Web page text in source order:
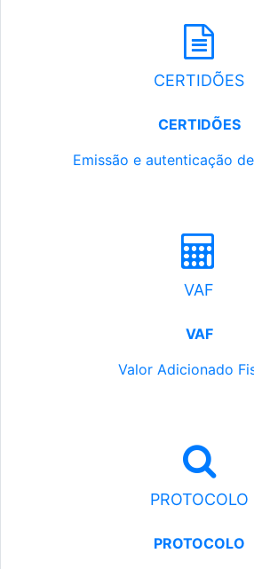
CERTIDÕES
CERTIDÕES
Emissão e autenticação
VAF
VAF
Valor Adicionado
PROTOCOLO
PROTOCOLO